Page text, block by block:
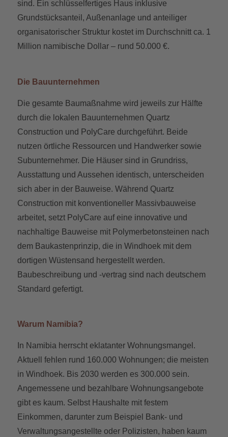
sind. Ein schlüsselfertiges Haus inklusive
Grundstücksanteil, Außenanlage und anteiliger
organisatorischer Struktur kostet im Durchschnitt ca. 1
Million namibische Dollar – rund 50.000 €.
Die Bauunternehmen
Die gesamte Baumaßnahme wird jeweils zur Hälfte
durch die lokalen Bauunternehmen Quartz
Construction und PolyCare durchgeführt. Beide
nutzen örtliche Ressourcen und Handwerker sowie
Subunternehmer. Die Häuser sind in Grundriss,
Ausstattung und Aussehen identisch, unterscheiden
sich aber in der Bauweise. Während Quartz
Construction mit konventioneller Massivbauweise
arbeitet, setzt PolyCare auf eine innovative und
nachhaltige Bauweise mit Polymerbetonsteinen nach
dem Baukastenprinzip, die in Windhoek mit dem
dortigen Wüstensand hergestellt werden.
Baubeschreibung und -vertrag sind nach deutschem
Standard gefertigt.
Warum Namibia?
In Namibia herrscht eklatanter Wohnungsmangel.
Aktuell fehlen rund 160.000 Wohnungen; die meisten
in Windhoek. Bis 2030 werden es 300.000 sein.
Angemessene und bezahlbare Wohnungsangebote
gibt es kaum. Selbst Haushalte mit festem
Einkommen, darunter zum Beispiel Bank- und
Verwaltungsangestellte oder Polizisten, haben kaum